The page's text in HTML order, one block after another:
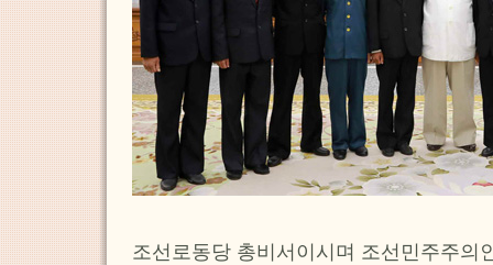
조선로동당 총비서이시며 조선민주주의